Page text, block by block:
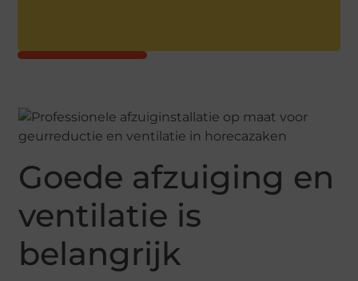
Goede afzuiging en
ventilatie is
belangrijk